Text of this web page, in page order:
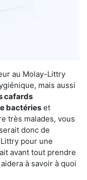
au Molay-Littry
mais aussi
cafards
bactéries et
très malades, vous
donc de
pour une
avant tout prendre
à savoir à quoi